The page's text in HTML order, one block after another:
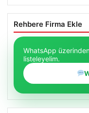
Rehbere Firma Ekle
WhatsApp
listeleyelim.